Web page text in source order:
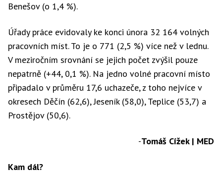
Benešov (o 1,4 %).
Úřady práce evidovaly ke konci února 32 164 volných
pracovních míst. To je o 771 (2,5 %) více než v lednu.
V meziročním srovnání se jejich počet zvýšil pouze
nepatrně (+44, 0,1 %). Na jedno volné pracovní místo
připadalo v průměru 17,6 uchazeče, z toho nejvíce v
okresech Děčín (62,6), Jeseník (58,0), Teplice (53,7) a
Prostějov (50,6).
-Tomáš Cížek | MED
Kam dál?